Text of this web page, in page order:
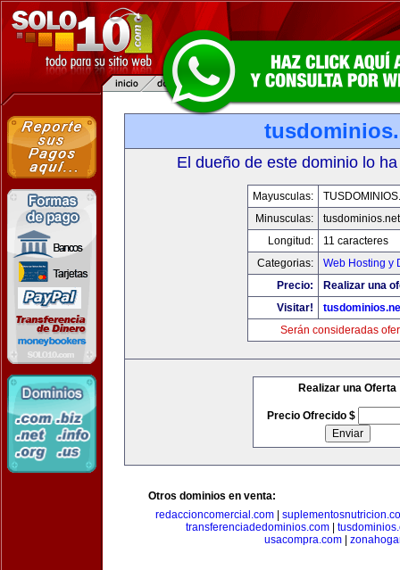
El dueño de este dominio lo
Mayusculas:
Minusculas:
tusdominios.net
Longitud:
11 caracteres
Categorias:
Web Hosting y
Precio:
Realizar una
Visitar!
Serán consideradas
Realizar una Oferta
Precio Ofrecido $
Otros dominios en venta:
redaccioncomercial.com|
transferenciadedominios.com|
usacompra.com